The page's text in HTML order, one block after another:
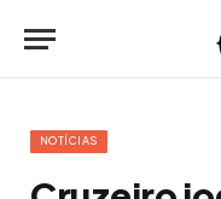
NOTÍCIAS